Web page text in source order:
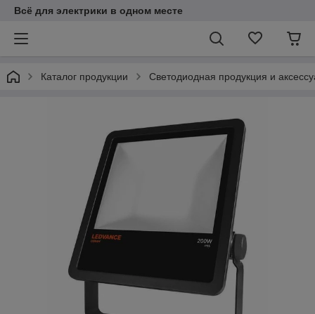
Всё для электрики в одном месте
Каталог продукции Светодиодная продукция и